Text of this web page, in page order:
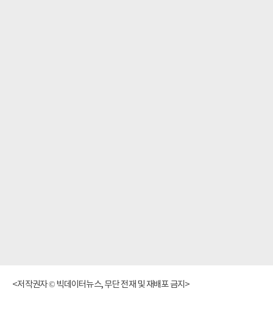
<저작권자 © 빅데이터뉴스, 무단 전재 및 재배포 금지>